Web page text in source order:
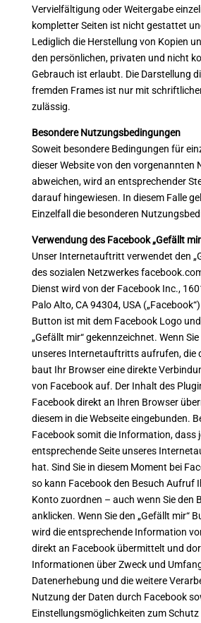
Vervielfältigung oder Weitergabe
kompletter Seiten ist nicht gestattet
Lediglich die Herstellung von Kopien
den persönlichen, privaten und nicht
Gebrauch ist erlaubt. Die Darstellung
fremden Frames ist nur mit
zulässig.
Besondere Nutzungsbedingungen
Soweit besondere Bedingungen für
dieser Website von den vorgenannten
abweichen, wird an entsprechender
darauf hingewiesen. In diesem Falle
Einzelfall die besonderen
Verwendung des Facebook „Gefällt
Unser Internetauftritt verwendet den
des sozialen Netzwerkes
Dienst wird von der Facebook Inc.,
Palo Alto, CA 94304, USA
Button ist mit dem Facebook Logo
„Gefällt mir“ gekennzeichnet. Wenn
unseres Internetauftritts aufrufen, die
baut Ihr Browser eine direkte
von Facebook auf. Der Inhalt des
Facebook direkt an Ihren Browser
diesem in die Webseite eingebunden.
Facebook somit die Information, dass
entsprechende Seite unseres
hat. Sind Sie in diesem Moment bei
so kann Facebook den Besuch Aufruf
Konto zuordnen – auch wenn Sie den
anklicken. Wenn Sie den „Gefällt mir“
wird die entsprechende Information
direkt an Facebook übermittelt und
Informationen über Zweck und
Datenerhebung und die weitere
Nutzung der Daten durch Facebook
Einstellungsmöglichkeiten zum